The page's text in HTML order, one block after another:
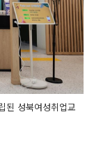
된 성북여성취업교